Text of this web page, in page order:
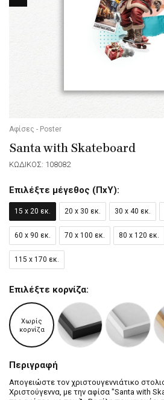
Αφίσες - Poster
Santa with Skateboard
ΚΩΔΙΚΟΣ: 108082
Επιλέξτε μέγεθος (ΠxΥ):
15 x 20 εκ. 20 x 30 εκ. 30 x 40 εκ.
60 x 90 εκ. 70 x 100 εκ. 80 x 120 εκ.
115 x 170 εκ.
Επιλέξτε κορνίζα:
Χωρίς
κορνίζα
Περιγραφή
Απογειώστε τον χριστουγεννιάτικο
Χριστούγεννα, με την αφίσα "Santa with